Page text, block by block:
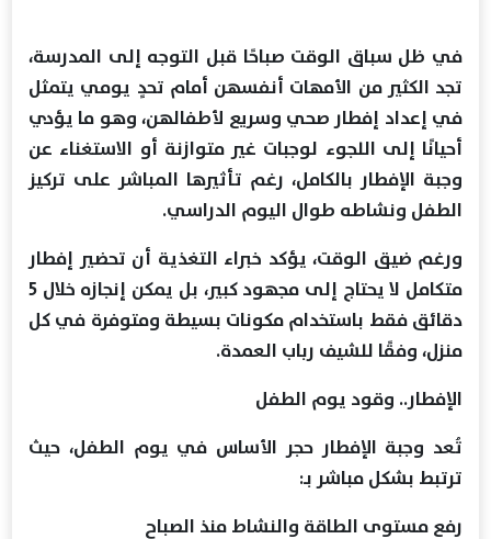
في ظل سباق الوقت صباحًا قبل التوجه إلى المدرسة،
تجد الكثير من الأمهات أنفسهن أمام تحدٍ يومي يتمثل
في إعداد إفطار صحي وسريع لأطفالهن، وهو ما يؤدي
أحيانًا إلى اللجوء لوجبات غير متوازنة أو الاستغناء عن
وجبة الإفطار بالكامل، رغم تأثيرها المباشر على تركيز
الطفل ونشاطه طوال اليوم الدراسي.
ورغم ضيق الوقت، يؤكد خبراء التغذية أن تحضير إفطار
متكامل لا يحتاج إلى مجهود كبير، بل يمكن إنجازه خلال 5
دقائق فقط باستخدام مكونات بسيطة ومتوفرة في كل
منزل، وفقًا للشيف رباب العمدة.
الإفطار.. وقود يوم الطفل
تُعد وجبة الإفطار حجر الأساس في يوم الطفل، حيث
ترتبط بشكل مباشر بـ:
رفع مستوى الطاقة والنشاط منذ الصباح